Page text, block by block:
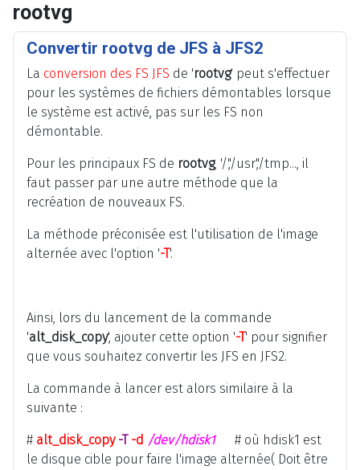
rootvg
Convertir rootvg de JFS à JFS2
La conversion des FS JFS de 'rootvg' peut s'effectuer
pour les systèmes de fichiers démontables lorsque
le système est activé, pas sur les FS non
démontable.
Pour les principaux FS de rootvg, '/','/usr','/tmp..., il
faut passer par une autre méthode que la
recréation de nouveaux FS.
La méthode préconisée est l'utilisation de l'image
alternée avec l'option '-T'.
Ainsi, lors du lancement de la commande
'alt_disk_copy', ajouter cette option '-T' pour signifier
que vous souhaitez convertir les JFS en JFS2.
La commande à lancer est alors similaire à la
suivante :
# alt_disk_copy -T-d /dev/hdisk1# où hdisk1 est
le disque cible pour faire l'image alternée( Doit être